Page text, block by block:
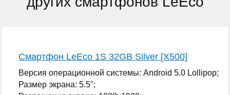
Смартфон LeEco 1S 32GB Silver [X500]
Версия операционной системы: Android 5.0 Lollipop;
Размер экрана: 5.5";